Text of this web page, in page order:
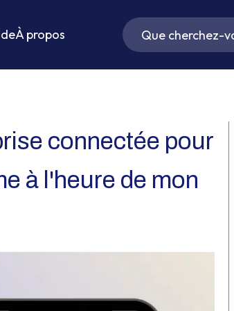
À propos
connectée pour
à l'heure de mon